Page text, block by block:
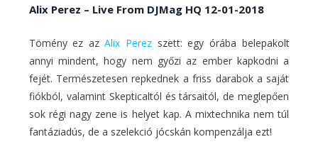
Alix Perez – Live From DJMag HQ 12-01-2018
Tömény ez azAlix Perez szett: egy órába belepakolt
annyi mindent, hogy nem győzi az ember kapkodni a
fejét. Természetesen repkednek a friss darabok a saját
fiókból, valamint Skepticaltól és társaitól, de meglepően
sok régi nagy zene is helyet kap. A mixtechnika nem túl
fantáziadús, de a szelekció jócskán kompenzálja ezt!